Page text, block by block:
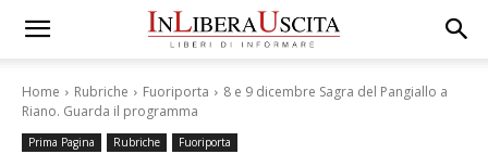
Home Rubriche Fuoriporta
8 e 9 dicembre Sagra del Pangiallo a
Riano. Guarda il programma
Prima Pagina Rubriche Fuoriporta